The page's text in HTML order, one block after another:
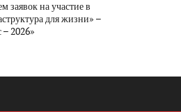
заявок на участие в
для жизни» –
2026»